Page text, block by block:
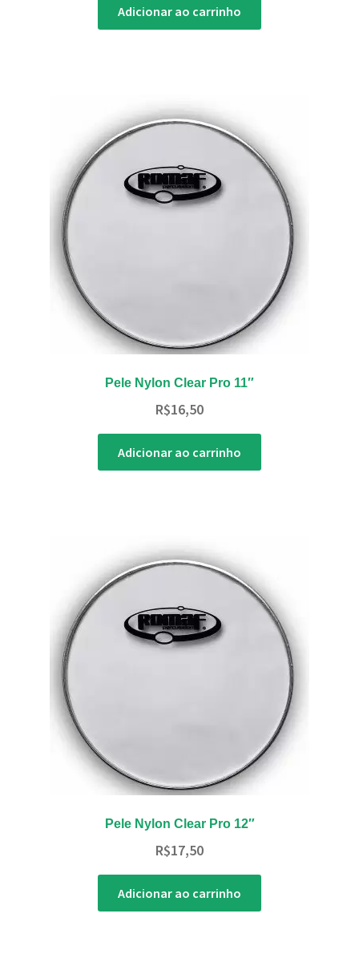
Adicionar ao carrinho
Pele Nylon Clear Pro 11″
R$16,50
Adicionar ao carrinho
Pele Nylon Clear Pro 12″
R$17,50
Adicionar ao carrinho